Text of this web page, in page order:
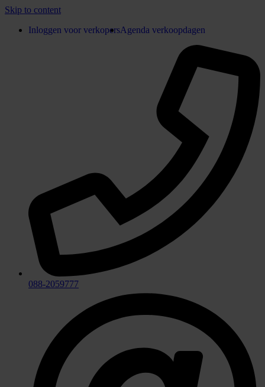
Skip to content
Inloggen voor verkopersAgenda verkoopdagen
088-2059777